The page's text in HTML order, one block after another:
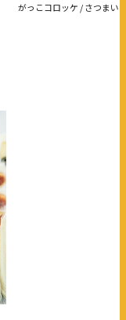
がっこコロッケ / さつまい